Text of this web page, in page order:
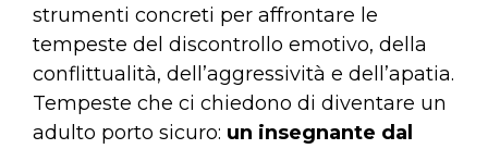
strumenti concreti per affrontare le
tempeste del discontrollo emotivo, della
conflittualità, dell’aggressività e dell’apatia.
Tempeste che ci chiedono di diventare un
adulto porto sicuro: un insegnante dal